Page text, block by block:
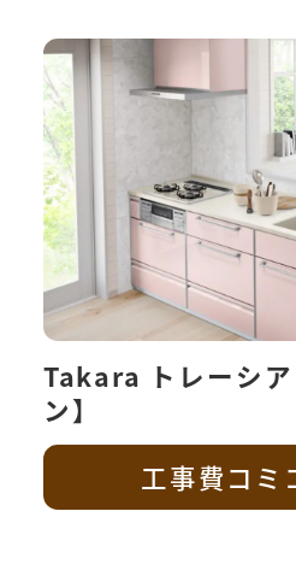
Takara トレーシ
ン】
工事費コミ